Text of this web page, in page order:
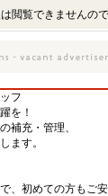
閲覧できませんの
フ
を！
補充・管理、
ます。
、初めての方もご安